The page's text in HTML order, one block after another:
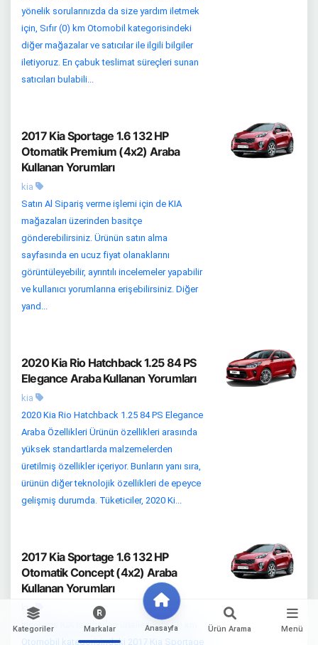
Kategoriler Markalar Anasayfa Ürün Arama Menü
yönelik sorularınızda da size yardım iletmek
için, Sıfır (0) km Otomobil kategorisindeki
diğer mağazalar ve satıcılar ile ilgili bilgiler
iletiyoruz. En çabuk teslimat süreçleri sunan
satıcıları bulabili...
2017 Kia Sportage 1.6 132 HP
Otomatik Premium (4x2) Araba
Kullanan Yorumları
kia
Satın Al Sipariş verme işlemi için de KIA
mağazaları üzerinden basitçe
gönderebilirsiniz. Ürünün satın alma
sayfasında en ucuz fiyat olanaklarını
görüntüleyebilir, ayrıntılı incelemeler yapabilir
ve kullanıcı yorumlarına erişebilirsiniz. Diğer
yand...
2020 Kia Rio Hatchback 1.25 84 PS
Elegance Araba Kullanan Yorumları
kia
2020 Kia Rio Hatchback 1.25 84 PS Elegance
Araba Özellikleri Ürünün özellikleri arasında
yüksek standartlarda malzemelerden
üretilmiş özellikler içeriyor. Bunların yanı sıra,
ürünün diğer teknolojik özellikleri de epeyce
gelişmiş durumda. Tüketiciler, 2020 Ki...
2017 Kia Sportage 1.6 132 HP
Otomatik Concept (4x2) Araba
Kullanan Yorumları
kia
İnceleme KIA tarafından üretilen Sıfır (0) km
Otomobil kategorisindeki 2017 Kia Sportage